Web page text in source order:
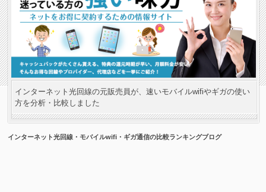
インターネット光回線の元販売員が、速いモバイルwifiやギガの使い
方を分析・比較しました
インターネット光回線・モバイルwifi・ギガ通信の比較ランキングブログ